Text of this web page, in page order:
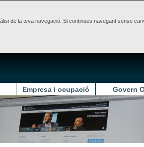
de la teva navegació. Si continues navegant sense
Empresa i ocupació Govern